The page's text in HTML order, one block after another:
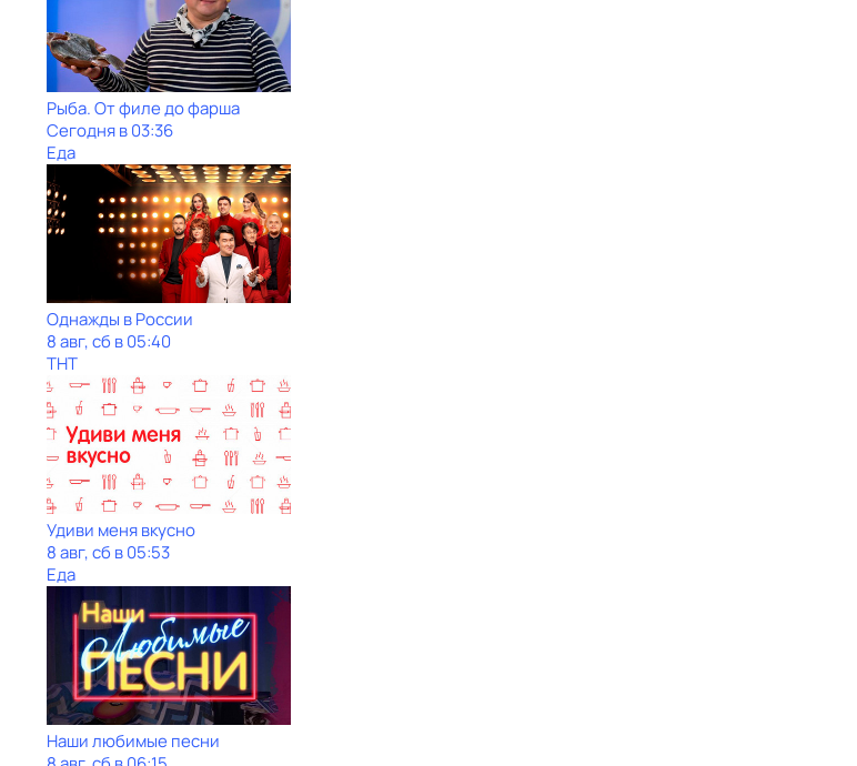
Рыба. От филе до фарша
Сегодня в 03:36
Еда
Однажды в России
8 авг, сб в 05:40
ТНТ
Удиви меня вкусно
8 авг, сб в 05:53
Еда
Наши любимые песни